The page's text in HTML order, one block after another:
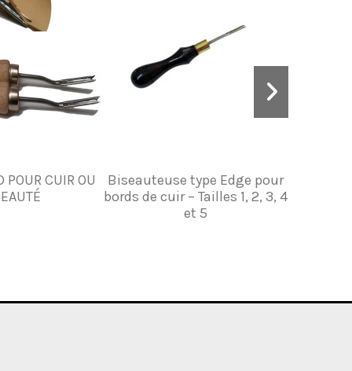
POUR CUIR OU
Biseauteuse type Edge pour
bords de cuir – Tailles 1, 2, 3, 4
et 5